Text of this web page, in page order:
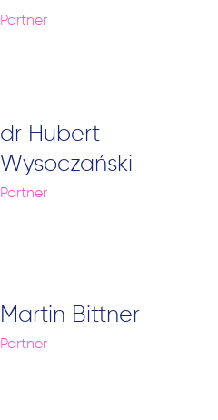
Partner
dr Hubert
Wysoczański
Partner
Martin Bittner
Partner